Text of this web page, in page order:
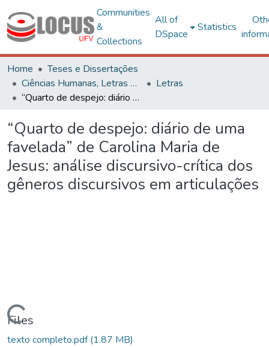
Communities
&
Collections
All of
DSpace
Statistics
Home
Teses e Dissertações
Ciências Humanas, Letras e Artes
Letras
“Quarto de despejo: diário de uma favelada” de Carolina Maria de Jesus: análise discursivo-crítica dos gêneros discursivos em articulações
“Quarto de despejo: diário de uma
favelada” de Carolina Maria de
Jesus: análise discursivo-crítica dos
gêneros discursivos em articulações
Files
texto completo.pdf(1.87 MB)